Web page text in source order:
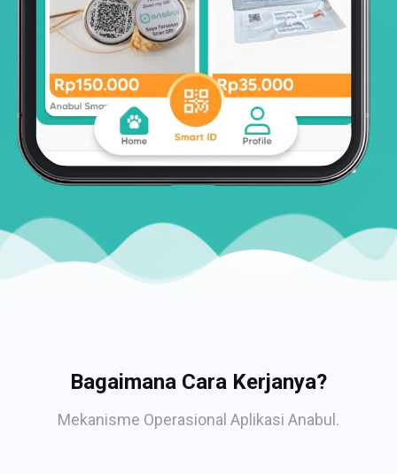
Bagaimana Cara Kerjanya?
Mekanisme Operasional Aplikasi Anabul.